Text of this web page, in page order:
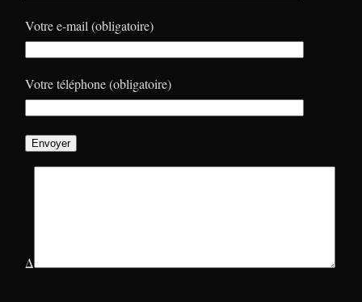
Votre e-mail (obligatoire)
Votre téléphone (obligatoire)
Δ